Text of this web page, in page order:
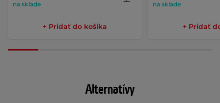
na sklade
+ Pridať do košíka
na sklade
+ Pridať
Alternatívy